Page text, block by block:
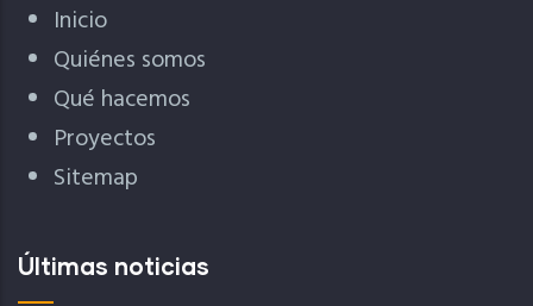
Inicio
Quiénes somos
Qué hacemos
Proyectos
Sitemap
Últimas noticias